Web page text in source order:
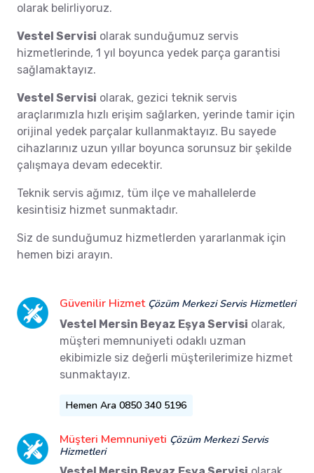
olarak belirliyoruz.
Vestel Servisi olarak sunduğumuz servis
hizmetlerinde, 1 yıl boyunca yedek parça garantisi
sağlamaktayız.
Vestel Servisi olarak, gezici teknik servis
araçlarımızla hızlı erişim sağlarken, yerinde tamir için
orijinal yedek parçalar kullanmaktayız. Bu sayede
cihazlarınız uzun yıllar boyunca sorunsuz bir şekilde
çalışmaya devam edecektir.
Teknik servis ağımız, tüm ilçe ve mahallelerde
kesintisiz hizmet sunmaktadır.
Siz de sunduğumuz hizmetlerden yararlanmak için
hemen bizi arayın.
Güvenilir Hizmet Çözüm Merkezi Servis Hizmetleri
Vestel Mersin Beyaz Eşya Servisi olarak,
müşteri memnuniyeti odaklı uzman
ekibimizle siz değerli müşterilerimize hizmet
sunmaktayız.
Hemen Ara 0850 340 5196
Müşteri Memnuniyeti Çözüm Merkezi Servis
Hizmetleri